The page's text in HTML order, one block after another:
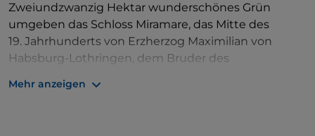
Zweiundzwanzig Hektar wunderschönes Grün
umgeben das Schloss Miramare, das Mitte des
19. Jahrhunderts von Erzherzog Maximilian von
Habsburg-Lothringen, dem Bruder des
und für einige Jahre Gouverneur von Lombardei-
Mehr anzeigen